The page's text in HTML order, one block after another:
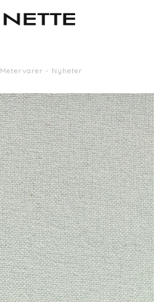
Metervarer - Nyheter